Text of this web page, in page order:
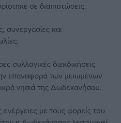
σε διαπιστώσεις.
συνεργασίες και
συλλογικές διεκδικήσεις
επαναφορά των μειωμένων
νησιά της Δωδεκανήσου.
με τους φορείς του